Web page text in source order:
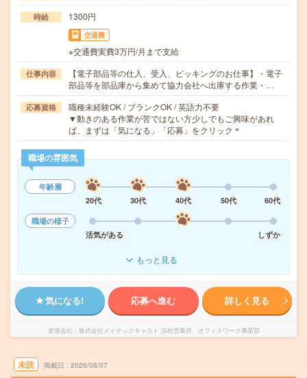
時給 1300円
交通費
※交通費実費3万円/月まで支給
仕事内容
【電子部品等の仕入、受入、ピッキングのお仕事】・電子
部品等を部品庫から集めて協力会社へ出庫する作業・…
応募資格
職種未経験OK / ブランクOK / 英語力不要
▼動きのある作業が苦ではない方少しでもご興味があれ
ば、まずは「気になる」「応募」をクリック＊
職場の雰囲気
年齢層
20代
30代 40代 50代
60代
職場の様子
活気がある
しずか
もっと見る
気になる! 応募へ進む 詳しく見る
派遣会社 株式会社メイテックキャスト 浜松営業所 オフィスワーク事業部
未読 掲載日 2026/08/07